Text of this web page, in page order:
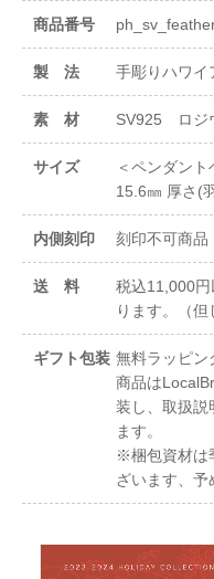
商品番号
製 法 手彫りハワイ
素 材 SV925 ロジ
サイズ
＜ペンダン
15.6㎜ 厚さ(
内側刻印 刻印不可商品
送 料
税込11,000
ります。（但
ギフト包装 無料ラッピン
商品は
装し、取扱説
ます。
※梱包資材は
ざいます、予